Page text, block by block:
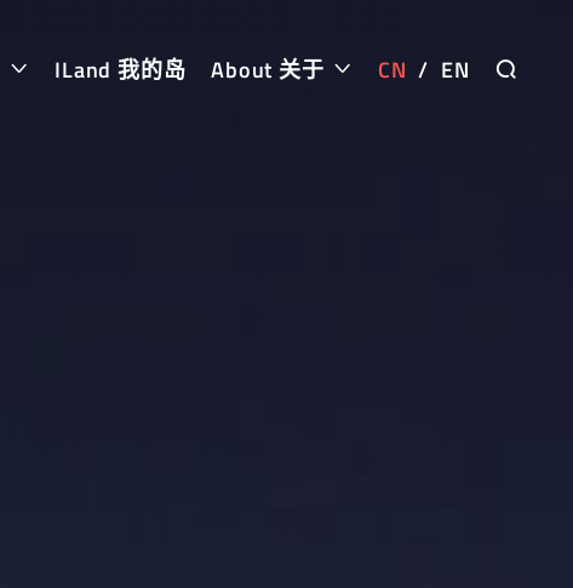
ILand 我的岛 About 关于 CN / EN